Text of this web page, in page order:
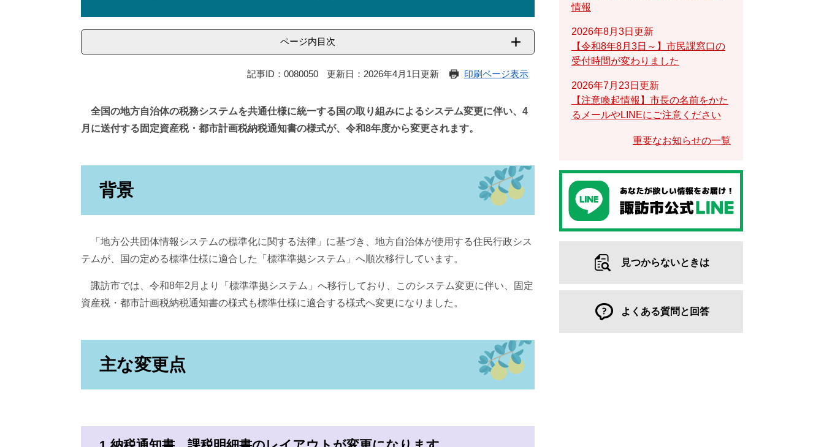
ページ内目次
記事ID：0080050 更新日：2026年4月1日更新 印刷ページ表示
全国の地方自治体の税務システムを共通仕様に統一する国の取り組みによるシステム変更に伴い、4
月に送付する固定資産税・都市計画税納税通知書の様式が、令和8年度から変更されます。
背景
「地方公共団体情報システムの標準化に関する法律」に基づき、地方自治体が使用する住民行政シス
テムが、国の定める標準仕様に適合した「標準準拠システム」へ順次移行しています。
諏訪市では、令和8年2月より「標準準拠システム」へ移行しており、このシステム変更に伴い、固定
資産税・都市計画税納税通知書の様式も標準仕様に適合する様式へ変更になりました。
主な変更点
情報
2026年8月3日更新
【令和8年8月3日～】市民課窓口の
受付時間が変わりました
2026年7月23日更新
【注意喚起情報】市長の名前をかた
るメールやLINEにご注意ください
重要なお知らせの一覧
見つからないときは
よくある質問と回答